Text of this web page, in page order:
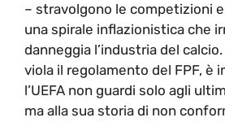
– stravolgono le competizioni
una spirale inflazionistica che
danneggia l’industria del calcio.
viola il regolamento del FPF, è
l’UEFA non guardi solo agli
ma alla sua storia di non